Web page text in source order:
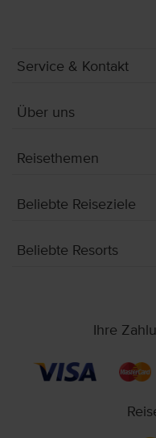
Service & Kontakt
Über uns
Reisethemen
Beliebte Reiseziele
Beliebte Resorts
Ihre